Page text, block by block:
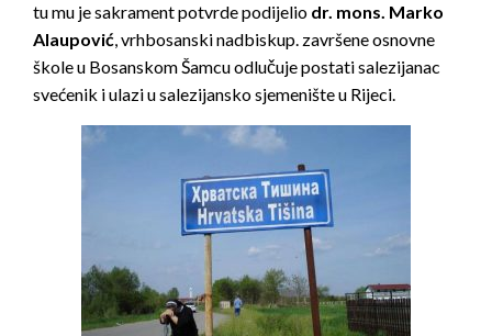
tu mu je sakrament potvrde podijelio dr. mons. Marko
Alaupović, vrhbosanski nadbiskup. završene osnovne
škole u Bosanskom Šamcu odlučuje postati salezijanac
svećenik i ulazi u salezijansko sjemenište u Rijeci.